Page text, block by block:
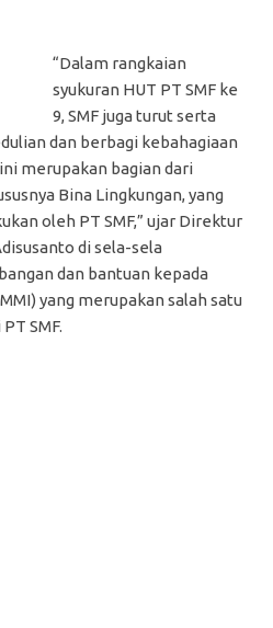
“Dalam rangkaian
syukuran HUT PT SMF ke
9, SMF juga turut serta
dan berbagi kebahagiaan
merupakan bagian dari
Bina Lingkungan, yang
oleh PT SMF,” ujar Direktur
di sela-sela
dan bantuan kepada
yang merupakan salah satu
SMF.